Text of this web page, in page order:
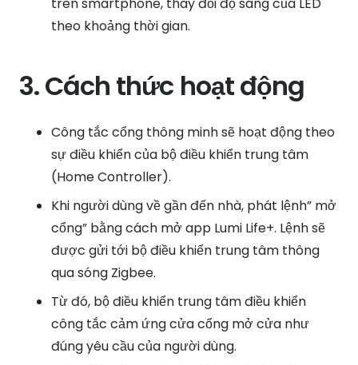
theo khoảng thời gian.
3. Cách thức hoạt động
Công tắc cổng thông minh sẽ hoạt động theo
sự điều khiển của bộ điều khiển trung tâm
(Home Controller).
Khi người dùng về gần đến nhà, phát lệnh” mở
cổng” bằng cách mở app Lumi Life+. Lệnh sẽ
được gửi tới bộ điều khiển trung tâm thông
qua sóng Zigbee.
Từ đó, bộ điều khiển trung tâm điều khiển
công tắc cảm ứng cửa cổng mở cửa như
đúng yêu cầu của người dùng.